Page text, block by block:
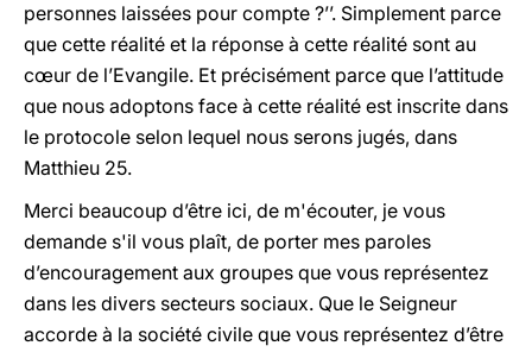
personnes laissées pour compte ?’’. Simplement parce
que cette réalité et la réponse à cette réalité sont au
cœur de l’Evangile. Et précisément parce que l’attitude
que nous adoptons face à cette réalité est inscrite dans
le protocole selon lequel nous serons jugés, dans
Matthieu 25.
Merci beaucoup d’être ici, de m'écouter, je vous
demande s'il vous plaît, de porter mes paroles
d’encouragement aux groupes que vous représentez
dans les divers secteurs sociaux. Que le Seigneur
accorde à la société civile que vous représentez d’être